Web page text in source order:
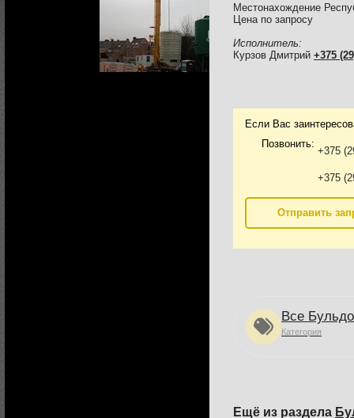
Местонахождение
Цена по запросу
Исполнитель:
Курзов Дмитрий +375
Если Вас
Позвонить:
+375
+375
Отправить
Все
Категория
Ещё из раздела